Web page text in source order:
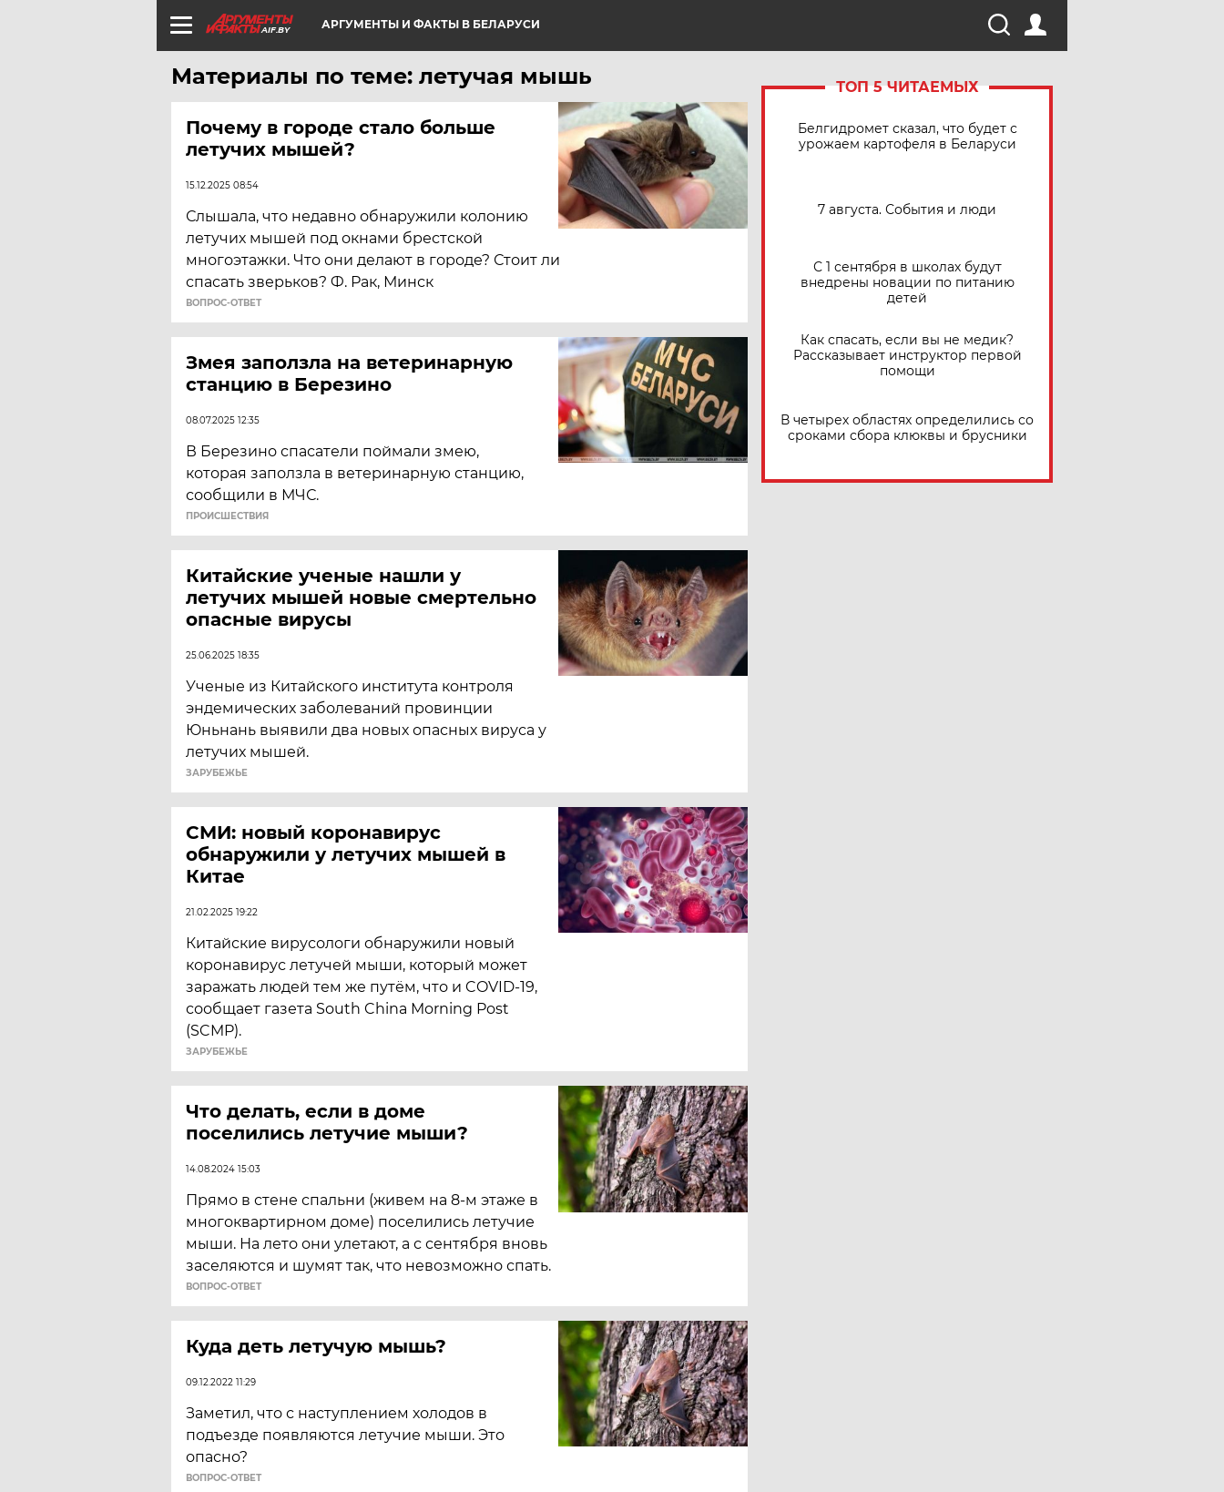
AIF.BY АРГУМЕНТЫ И ФАКТЫ В БЕЛАРУСИ
Материалы по теме: летучая мышь
Почему в городе стало больше
летучих мышей?
15.12.2025 08:54
Слышала, что недавно обнаружили колонию
летучих мышей под окнами брестской
многоэтажки. Что они делают в городе? Стоит ли
спасать зверьков? Ф. Рак, Минск
ВОПРОС-ОТВЕТ
Змея заползла на ветеринарную
станцию в Березино
08.07.2025 12:35
В Березино спасатели поймали змею,
которая заползла в ветеринарную станцию,
сообщили в МЧС.
ПРОИСШЕСТВИЯ
Китайские ученые нашли у
летучих мышей новые смертельно
опасные вирусы
25.06.2025 18:35
Ученые из Китайского института контроля
эндемических заболеваний провинции
Юньнань выявили два новых опасных вируса у
летучих мышей.
ЗАРУБЕЖЬЕ
СМИ: новый коронавирус
обнаружили у летучих мышей в
Китае
21.02.2025 19:22
Китайские вирусологи обнаружили новый
коронавирус летучей мыши, который может
заражать людей тем же путём, что и COVID-19,
сообщает газета South China Morning Post
(SCMP).
ЗАРУБЕЖЬЕ
Что делать, если в доме
поселились летучие мыши?
14.08.2024 15:03
Прямо в стене спальни (живем на 8-м этаже в
многоквартирном доме) поселились летучие
мыши. На лето они улетают, а с сентября вновь
заселяются и шумят так, что невозможно спать.
ВОПРОС-ОТВЕТ
Куда деть летучую мышь?
09.12.2022 11:29
Заметил, что с наступлением холодов в
подъезде появляются летучие мыши. Это
опасно?
ВОПРОС-ОТВЕТ
ТОП 5 ЧИТАЕМЫХ
Белгидромет сказал, что будет с
урожаем картофеля в Беларуси
7 августа. События и люди
С 1 сентября в школах будут
внедрены новации по питанию
детей
Как спасать, если вы не медик?
Рассказывает инструктор первой
помощи
В четырех областях определились со
сроками сбора клюквы и брусники